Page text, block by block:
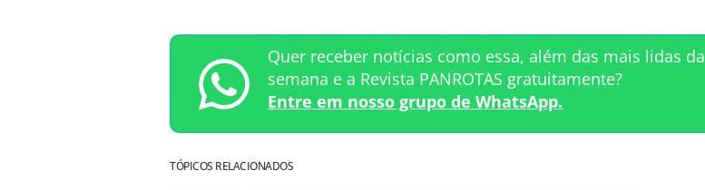
Quer receber notícias como essa, além das mais lidas da
semana e a Revista PANROTAS gratuitamente?
Entre em nosso grupo de WhatsApp.
TÓPICOS RELACIONADOS